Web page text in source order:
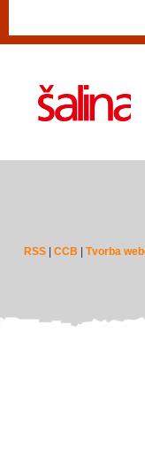
RSS |CCB |Tvorba